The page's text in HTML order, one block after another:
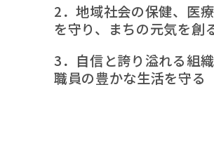
2．地域社会の保健、医
を守り、まちの元気を創
3．自信と誇り溢れる組
職員の豊かな生活を守る